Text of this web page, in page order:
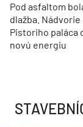
Pod asfaltom
dlažba. Nádvorie
Pistoriho paláca
novú energiu